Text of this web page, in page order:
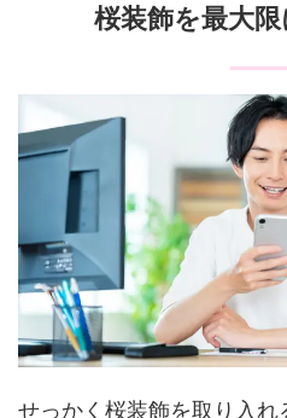
桜装飾を最大
せっかく桜装飾を取り入れ